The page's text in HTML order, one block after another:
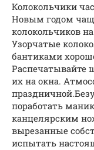
Колокольчики
Новым годом
колокольчиков
Узорчатые
бантиками
Распечатывайте
их на окна.
поработать
канцелярским
вырезанные
испытать